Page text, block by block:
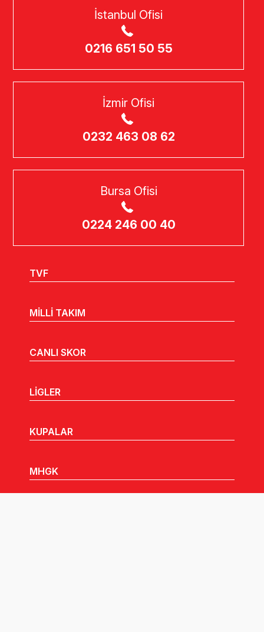
İstanbul Ofisi
0216 651 50 55
İzmir Ofisi
0232 463 08 62
Bursa Ofisi
0224 246 00 40
TVF
MİLLİ TAKIM
CANLI SKOR
LİGLER
KUPALAR
MHGK